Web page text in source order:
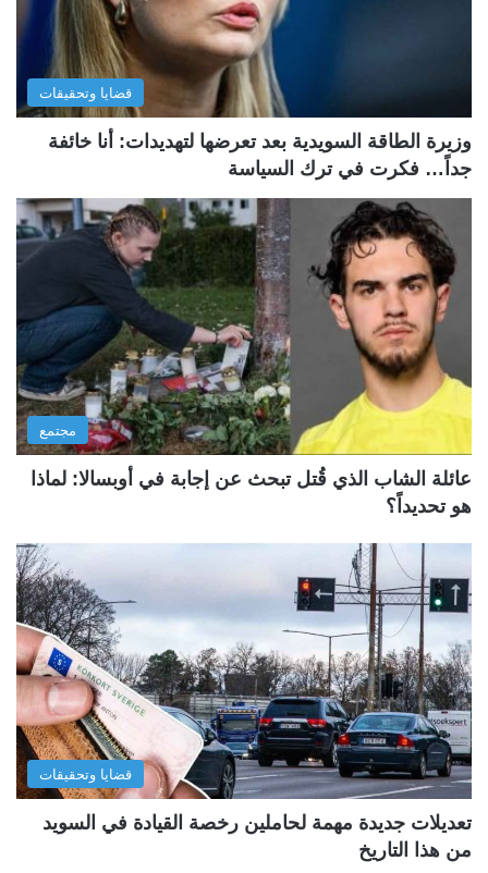
قضايا وتحقيقات
وزيرة الطاقة السويدية بعد تعرضها لتهديدات: أنا خائفة
جداً… فكرت في ترك السياسة
مجتمع
عائلة الشاب الذي قُتل تبحث عن إجابة في أوبسالا: لماذا
هو تحديداً؟
قضايا وتحقيقات
تعديلات جديدة مهمة لحاملين رخصة القيادة في السويد
من هذا التاريخ